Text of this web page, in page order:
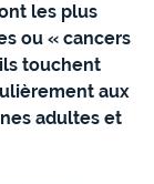
les plus
ou « cancers
touchent
aux
adultes et